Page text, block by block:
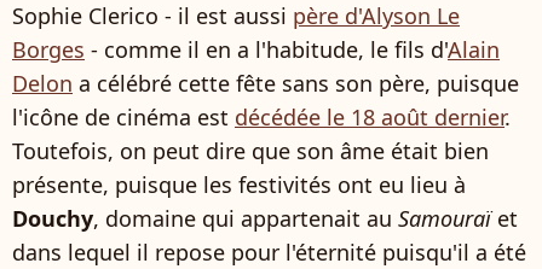
Sophie Clerico - il est aussi père d'Alyson Le
Borges - comme il en a l'habitude, le fils d'Alain
Delon a célébré cette fête sans son père, puisque
l'icône de cinéma est décédée le 18 août dernier.
Toutefois, on peut dire que son âme était bien
présente, puisque les festivités ont eu lieu à
Douchy, domaine qui appartenait au Samouraïet
dans lequel il repose pour l'éternité puisqu'il a été